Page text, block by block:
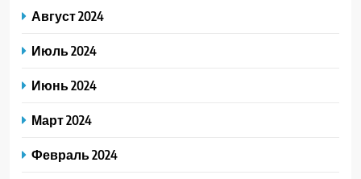
Август 2024
Июль 2024
Июнь 2024
Март 2024
Февраль 2024